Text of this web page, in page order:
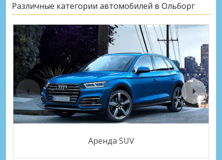
Различные категории автомобилей в Ольборг
Аренда SUV